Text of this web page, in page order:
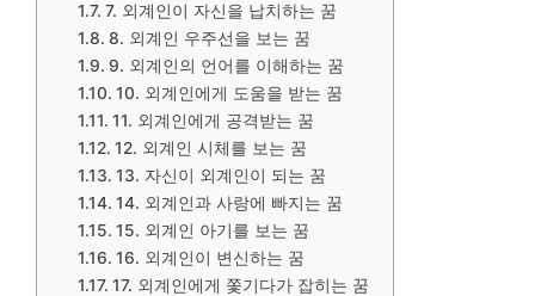
7. 외계인이 자신을 납치하는 꿈
8. 외계인 우주선을 보는 꿈
9. 외계인의 언어를 이해하는 꿈
10. 외계인에게 도움을 받는 꿈
11. 외계인에게 공격받는 꿈
12. 외계인 시체를 보는 꿈
13. 자신이 외계인이 되는 꿈
14. 외계인과 사랑에 빠지는 꿈
15. 외계인 아기를 보는 꿈
16. 외계인이 변신하는 꿈
17. 외계인에게 쫓기다가 잡히는 꿈